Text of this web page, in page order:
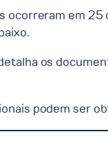
ocorreram em 25
os
podem ser